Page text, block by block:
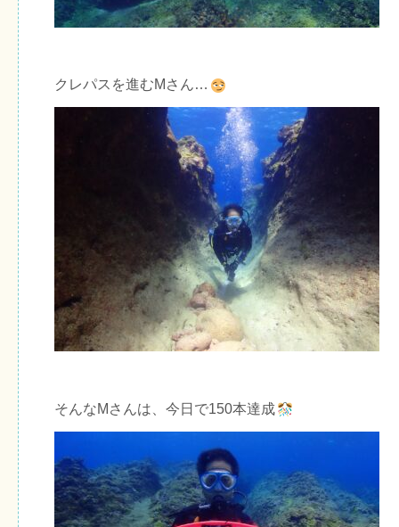
クレパスを進むMさん…
そんなMさんは、今日で150本達成